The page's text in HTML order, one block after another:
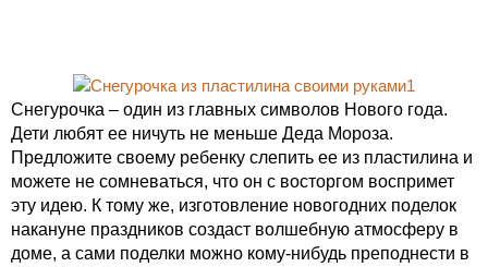
Снегурочка – один из главных символов Нового года.
Дети любят ее ничуть не меньше Деда Мороза.
Предложите своему ребенку слепить ее из пластилина и
можете не сомневаться, что он с восторгом воспримет
эту идею. К тому же, изготовление новогодних поделок
накануне праздников создаст волшебную атмосферу в
доме, а сами поделки можно кому-нибудь преподнести в